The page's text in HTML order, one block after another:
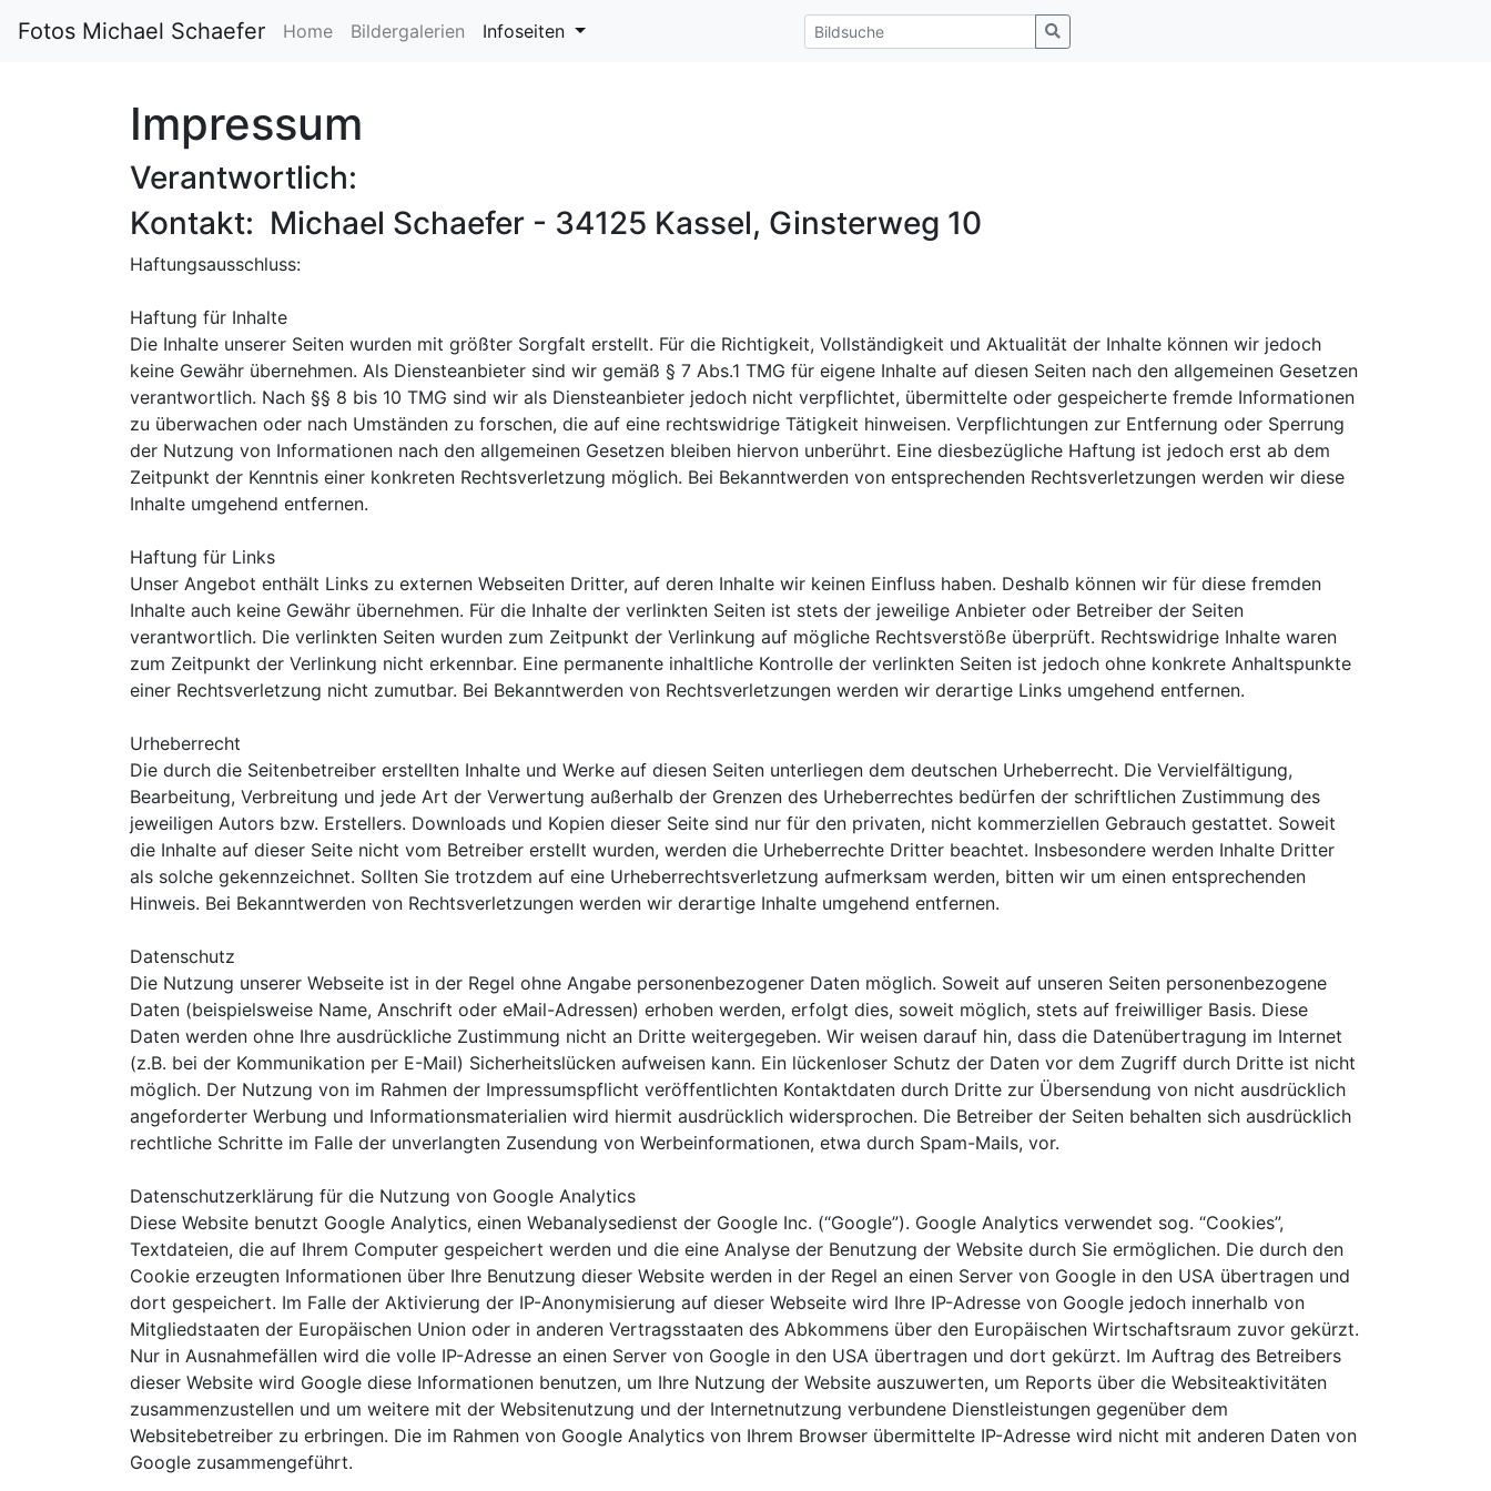
Fotos Michael Schaefer Home Bildergalerien Infoseiten
Impressum
Verantwortlich:
Kontakt: Michael Schaefer - 34125 Kassel, Ginsterweg 10
Haftungsausschluss:
Haftung für Inhalte
Die Inhalte unserer Seiten wurden mit größter Sorgfalt erstellt. Für die Richtigkeit, Vollständigkeit und Aktualität der Inhalte können wir jedoch
keine Gewähr übernehmen. Als Diensteanbieter sind wir gemäß § 7 Abs.1 TMG für eigene Inhalte auf diesen Seiten nach den allgemeinen Gesetzen
verantwortlich. Nach §§ 8 bis 10 TMG sind wir als Diensteanbieter jedoch nicht verpflichtet, übermittelte oder gespeicherte fremde Informationen
zu überwachen oder nach Umständen zu forschen, die auf eine rechtswidrige Tätigkeit hinweisen. Verpflichtungen zur Entfernung oder Sperrung
der Nutzung von Informationen nach den allgemeinen Gesetzen bleiben hiervon unberührt. Eine diesbezügliche Haftung ist jedoch erst ab dem
Zeitpunkt der Kenntnis einer konkreten Rechtsverletzung möglich. Bei Bekanntwerden von entsprechenden Rechtsverletzungen werden wir diese
Inhalte umgehend entfernen.
Haftung für Links
Unser Angebot enthält Links zu externen Webseiten Dritter, auf deren Inhalte wir keinen Einfluss haben. Deshalb können wir für diese fremden
Inhalte auch keine Gewähr übernehmen. Für die Inhalte der verlinkten Seiten ist stets der jeweilige Anbieter oder Betreiber der Seiten
verantwortlich. Die verlinkten Seiten wurden zum Zeitpunkt der Verlinkung auf mögliche Rechtsverstöße überprüft. Rechtswidrige Inhalte waren
zum Zeitpunkt der Verlinkung nicht erkennbar. Eine permanente inhaltliche Kontrolle der verlinkten Seiten ist jedoch ohne konkrete Anhaltspunkte
einer Rechtsverletzung nicht zumutbar. Bei Bekanntwerden von Rechtsverletzungen werden wir derartige Links umgehend entfernen.
Urheberrecht
Die durch die Seitenbetreiber erstellten Inhalte und Werke auf diesen Seiten unterliegen dem deutschen Urheberrecht. Die Vervielfältigung,
Bearbeitung, Verbreitung und jede Art der Verwertung außerhalb der Grenzen des Urheberrechtes bedürfen der schriftlichen Zustimmung des
jeweiligen Autors bzw. Erstellers. Downloads und Kopien dieser Seite sind nur für den privaten, nicht kommerziellen Gebrauch gestattet. Soweit
die Inhalte auf dieser Seite nicht vom Betreiber erstellt wurden, werden die Urheberrechte Dritter beachtet. Insbesondere werden Inhalte Dritter
als solche gekennzeichnet. Sollten Sie trotzdem auf eine Urheberrechtsverletzung aufmerksam werden, bitten wir um einen entsprechenden
Hinweis. Bei Bekanntwerden von Rechtsverletzungen werden wir derartige Inhalte umgehend entfernen.
Datenschutz
Die Nutzung unserer Webseite ist in der Regel ohne Angabe personenbezogener Daten möglich. Soweit auf unseren Seiten personenbezogene
Daten (beispielsweise Name, Anschrift oder eMail-Adressen) erhoben werden, erfolgt dies, soweit möglich, stets auf freiwilliger Basis. Diese
Daten werden ohne Ihre ausdrückliche Zustimmung nicht an Dritte weitergegeben. Wir weisen darauf hin, dass die Datenübertragung im Internet
(z.B. bei der Kommunikation per E-Mail) Sicherheitslücken aufweisen kann. Ein lückenloser Schutz der Daten vor dem Zugriff durch Dritte ist nicht
möglich. Der Nutzung von im Rahmen der Impressumspflicht veröffentlichten Kontaktdaten durch Dritte zur Übersendung von nicht ausdrücklich
angeforderter Werbung und Informationsmaterialien wird hiermit ausdrücklich widersprochen. Die Betreiber der Seiten behalten sich ausdrücklich
rechtliche Schritte im Falle der unverlangten Zusendung von Werbeinformationen, etwa durch Spam-Mails, vor.
Datenschutzerklärung für die Nutzung von Google Analytics
Diese Website benutzt Google Analytics, einen Webanalysedienst der Google Inc. (“Google”). Google Analytics verwendet sog. “Cookies”,
Textdateien, die auf Ihrem Computer gespeichert werden und die eine Analyse der Benutzung der Website durch Sie ermöglichen. Die durch den
Cookie erzeugten Informationen über Ihre Benutzung dieser Website werden in der Regel an einen Server von Google in den USA übertragen und
dort gespeichert. Im Falle der Aktivierung der IP-Anonymisierung auf dieser Webseite wird Ihre IP-Adresse von Google jedoch innerhalb von
Mitgliedstaaten der Europäischen Union oder in anderen Vertragsstaaten des Abkommens über den Europäischen Wirtschaftsraum zuvor gekürzt.
Nur in Ausnahmefällen wird die volle IP-Adresse an einen Server von Google in den USA übertragen und dort gekürzt. Im Auftrag des Betreibers
dieser Website wird Google diese Informationen benutzen, um Ihre Nutzung der Website auszuwerten, um Reports über die Websiteaktivitäten
zusammenzustellen und um weitere mit der Websitenutzung und der Internetnutzung verbundene Dienstleistungen gegenüber dem
Websitebetreiber zu erbringen. Die im Rahmen von Google Analytics von Ihrem Browser übermittelte IP-Adresse wird nicht mit anderen Daten von
Google zusammengeführt.